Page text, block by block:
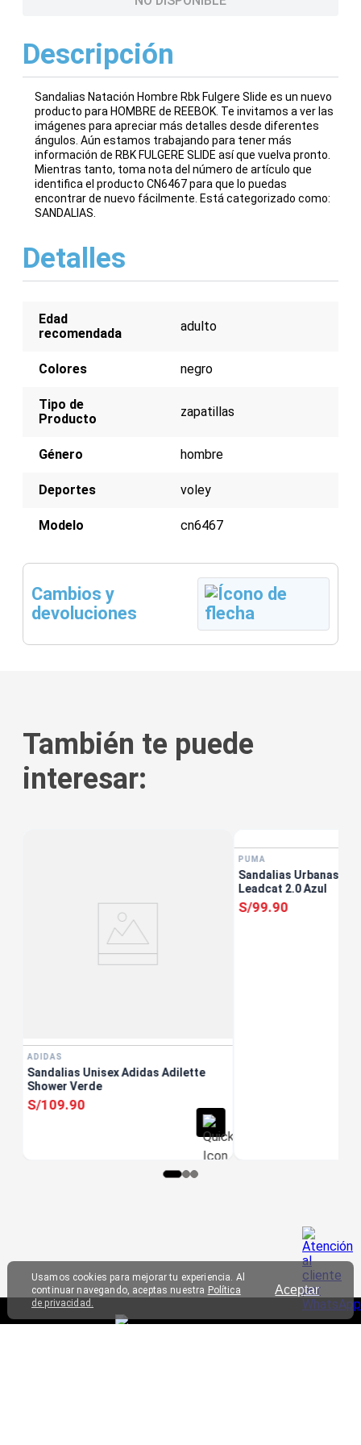
Aceptar
Usamos cookies para mejorar tu experiencia. Al
continuar navegando, aceptas nuestra Política
de privacidad.
Descripción
Sandalias Natación Hombre Rbk Fulgere Slide es un nuevo
producto para HOMBRE de REEBOK. Te invitamos a ver las
imágenes para apreciar más detalles desde diferentes
ángulos. Aún estamos trabajando para tener más
información de RBK FULGERE SLIDE así que vuelva pronto.
Mientras tanto, toma nota del número de artículo que
identifica el producto CN6467 para que lo puedas
encontrar de nuevo fácilmente. Está categorizado como:
SANDALIAS.
Detalles
Edad
recomendada
adulto
Colores negro
Tipo de
Producto
zapatillas
Género hombre
Deportes voley
Modelo cn6467
Cambios y
devoluciones
También te puede
interesar:
ADIDAS
Sandalias Unisex Adidas Adilette
Shower Verde
S/109.90
PUMA
Sandalias Urbanas
Leadcat 2.0 Azul
S/99.90